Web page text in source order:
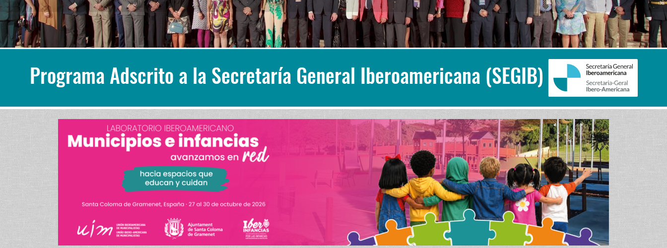
Programa Adscrito a la Secretaría General Iberoamericana (SEGIB)